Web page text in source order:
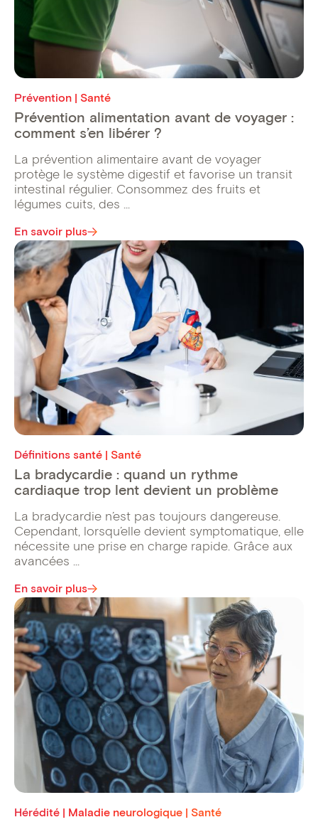
Prévention | Santé
Prévention alimentation avant de voyager :
comment s’en libérer ?
La prévention alimentaire avant de voyager
protège le système digestif et favorise un transit
intestinal régulier. Consommez des fruits et
légumes cuits, des ...
En savoir plus
Définitions santé | Santé
La bradycardie : quand un rythme
cardiaque trop lent devient un problème
La bradycardie n’est pas toujours dangereuse.
Cependant, lorsqu’elle devient symptomatique, elle
nécessite une prise en charge rapide. Grâce aux
avancées ...
En savoir plus
Hérédité | Maladie neurologique | Santé